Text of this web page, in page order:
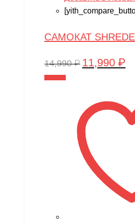
САМОКАТ
14,990₽
14,990 ₽.
11,990 ₽